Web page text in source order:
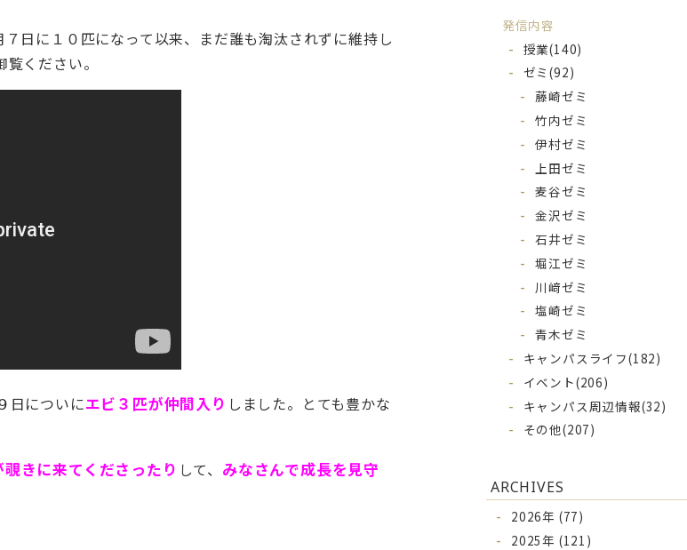
日に１０匹になって以来、まだ誰も淘汰されずに維持し
ください。
日についにエビ３匹が仲間入り しました。とても豊かな
きに来てくださったり して、 みなさんで成長を見守
発信内容
授業(140)
ゼミ(92)
藤崎ゼミ
竹内ゼミ
伊村ゼミ
上田ゼミ
麦谷ゼミ
金沢ゼミ
石井ゼミ
堀江ゼミ
川﨑ゼミ
塩崎ゼミ
青木ゼミ
キャンパスライフ(182)
イベント(206)
キャンパス周辺情報(32)
その他(207)
ARCHIVES
2026年 (77)
2025年 (121)